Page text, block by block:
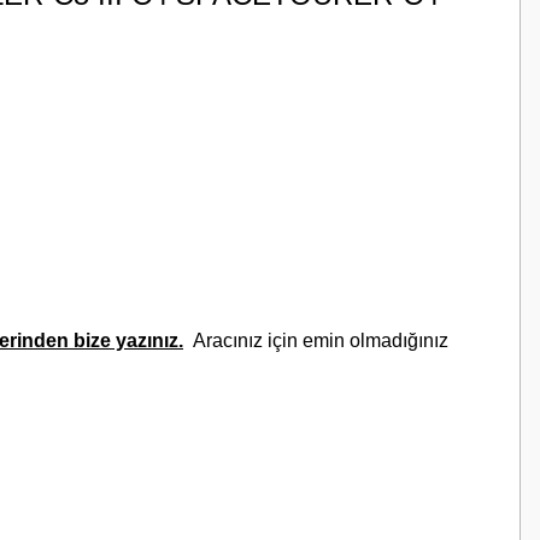
bize yazınız. Aracınız için emin olmadığınız